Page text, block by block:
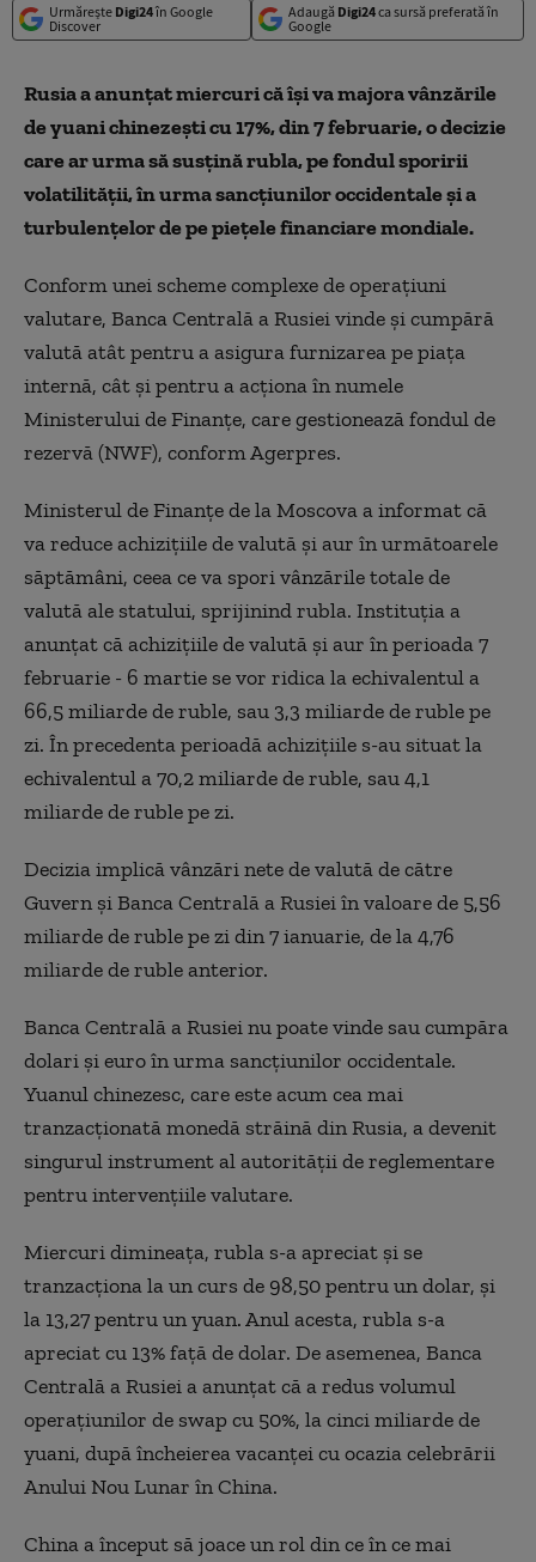
Urmărește Digi24în Google
Discover
Adaugă Digi24ca sursă preferată în
Google
Rusia a anunţat miercuri că îşi va majora vânzările
de yuani chinezeşti cu 17%, din 7 februarie, o decizie
care ar urma să susţină rubla, pe fondul sporirii
volatilităţii, în urma sancţiunilor occidentale şi a
turbulenţelor de pe pieţele financiare mondiale.
Conform unei scheme complexe de operaţiuni
valutare, Banca Centrală a Rusiei vinde şi cumpără
valută atât pentru a asigura furnizarea pe piaţa
internă, cât şi pentru a acţiona în numele
Ministerului de Finanţe, care gestionează fondul de
rezervă (NWF), conform Agerpres.
Ministerul de Finanţe de la Moscova a informat că
va reduce achiziţiile de valută şi aur în următoarele
săptămâni, ceea ce va spori vânzările totale de
valută ale statului, sprijinind rubla. Instituţia a
anunţat că achiziţiile de valută şi aur în perioada 7
februarie - 6 martie se vor ridica la echivalentul a
66,5 miliarde de ruble, sau 3,3 miliarde de ruble pe
zi. În precedenta perioadă achiziţiile s-au situat la
echivalentul a 70,2 miliarde de ruble, sau 4,1
miliarde de ruble pe zi.
Decizia implică vânzări nete de valută de către
Guvern şi Banca Centrală a Rusiei în valoare de 5,56
miliarde de ruble pe zi din 7 ianuarie, de la 4,76
miliarde de ruble anterior.
Banca Centrală a Rusiei nu poate vinde sau cumpăra
dolari şi euro în urma sancţiunilor occidentale.
Yuanul chinezesc, care este acum cea mai
tranzacţionată monedă străină din Rusia, a devenit
singurul instrument al autorităţii de reglementare
pentru intervenţiile valutare.
Miercuri dimineaţa, rubla s-a apreciat şi se
tranzacţiona la un curs de 98,50 pentru un dolar, şi
la 13,27 pentru un yuan. Anul acesta, rubla s-a
apreciat cu 13% faţă de dolar. De asemenea, Banca
Centrală a Rusiei a anunţat că a redus volumul
operaţiunilor de swap cu 50%, la cinci miliarde de
yuani, după încheierea vacanţei cu ocazia celebrării
Anului Nou Lunar în China.
China a început să joace un rol din ce în ce mai